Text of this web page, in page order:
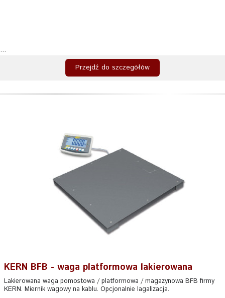
...
Przejdź do szczegółów
KERN BFB - waga platformowa lakierowana
Lakierowana waga pomostowa / platformowa / magazynowa BFB firmy
KERN. Miernik wagowy na kablu. Opcjonalnie lagalizacja.